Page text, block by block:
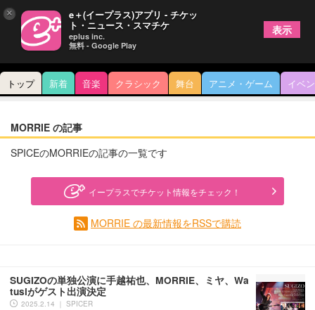
トップ 新着 音楽 クラシック 舞台 アニメ・ゲーム イベ
MORRIE の記事
SPICEのMORRIEの記事の一覧です
イープラスでチケット情報をチェック！
MORRIE の最新情報をRSSで購読
SUGIZOの単独公演に手越祐也、MORRIE、ミヤ、Wa
tusiがゲスト出演決定
2025.2.14 ｜ SPICER
× e＋(イープラス)アプリ - チケッ
ト・ニュース・スマチケ
eplus inc.
無料 - Google Play
表示